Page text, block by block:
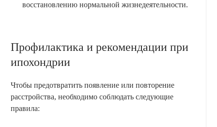
восстановлению нормальной жизнедеятельности.
Профилактика и рекомендации при
ипохондрии
Чтобы предотвратить появление или повторение
расстройства, необходимо соблюдать следующие
правила: